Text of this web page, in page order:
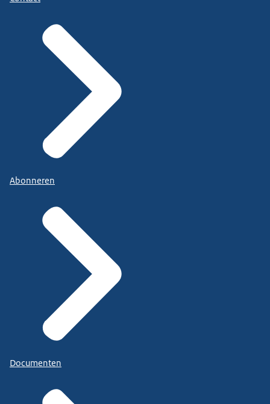
Abonneren
Documenten